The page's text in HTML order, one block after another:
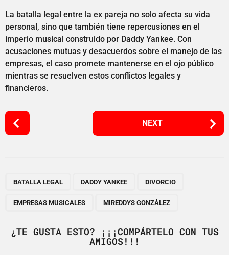
La batalla legal entre la ex pareja no solo afecta su vida
personal, sino que también tiene repercusiones en el
imperio musical construido por Daddy Yankee. Con
acusaciones mutuas y desacuerdos sobre el manejo de las
empresas, el caso promete mantenerse en el ojo público
mientras se resuelven estos conflictos legales y
financieros.
P
o
NEXT
BATALLA LEGAL DADDY YANKEE DIVORCIO
EMPRESAS MUSICALES MIREDDYS GONZÁLEZ
¿TE GUSTA ESTO? ¡¡¡COMPÁRTELO CON TUS
AMIGOS!!!